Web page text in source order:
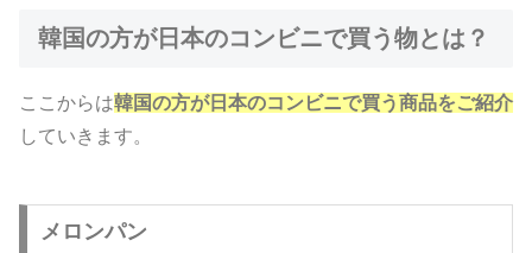
韓国の方が日本のコンビニで買う物とは？
ここからは韓国の方が日本のコンビニで買う商品をご紹介
していきます。
メロンパン